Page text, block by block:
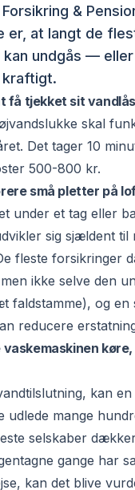
&
er, at langt de
kan undgås —
få tjekket sit
skal
Det tager 10
500-800 kr.
små pletter på
under et tag eller
sig sjældent
fleste forsikringer
ikke selve den
faldstamme), og en
reducere
vaskemaskinen
kan en
udlede mange
selskaber
gange har
kan det blive